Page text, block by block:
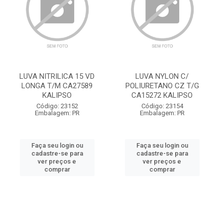
LUVA NITRILICA 15 VD
LONGA T/M CA27589
KALIPSO
Código: 23152
Embalagem: PR
Faça seu login ou
cadastre-se para
ver preços e
comprar
LUVA NYLON C/
POLIURETANO CZ T/G
CA15272 KALIPSO
Código: 23154
Embalagem: PR
Faça seu login ou
cadastre-se para
ver preços e
comprar